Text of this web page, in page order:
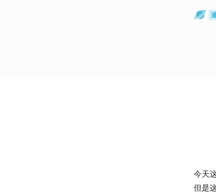
今天
但是